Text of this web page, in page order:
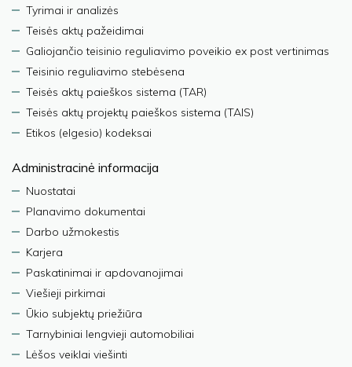
Tyrimai ir analizės
Teisės aktų pažeidimai
Galiojančio teisinio reguliavimo poveikio ex post vertinimas
Teisinio reguliavimo stebėsena
Teisės aktų paieškos sistema (TAR)
Teisės aktų projektų paieškos sistema (TAIS)
Etikos (elgesio) kodeksai
Administracinė informacija
Nuostatai
Planavimo dokumentai
Darbo užmokestis
Karjera
Paskatinimai ir apdovanojimai
Viešieji pirkimai
Ūkio subjektų priežiūra
Tarnybiniai lengvieji automobiliai
Lėšos veiklai viešinti